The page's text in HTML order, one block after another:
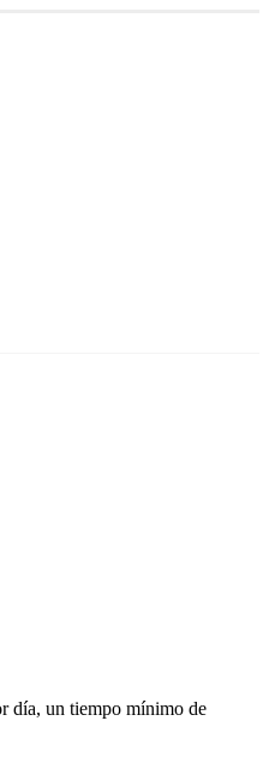
día, un tiempo mínimo de